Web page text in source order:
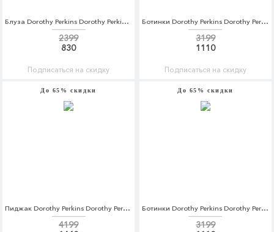
Блуза Dorothy Perkins Dorothy Perkins DO005EWCEPM9
2399
830
Подписаться на скидку
Ботинки Dorothy Perkins Dorothy Perkins DO005AWCMQC5
3199
1110
Подписаться на скидку
До 65% скидки
Пиджак Dorothy Perkins Dorothy Perkins DO005EWCSLM3
4199
До 65% скидки
Ботинки Dorothy Perkins Dorothy Perkins DO005AWCMQC7
3199